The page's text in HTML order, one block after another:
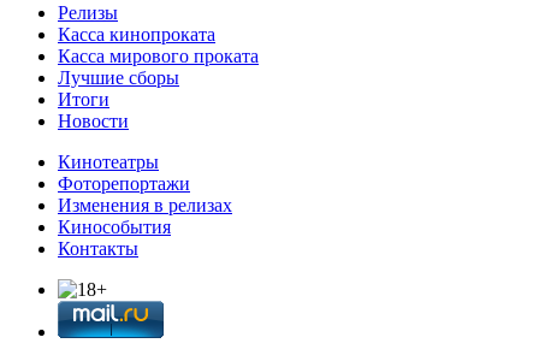
Релизы
Касса кинопроката
Касса мирового проката
Лучшие сборы
Итоги
Новости
Кинотеатры
Фоторепортажи
Изменения в релизах
Кинособытия
Контакты